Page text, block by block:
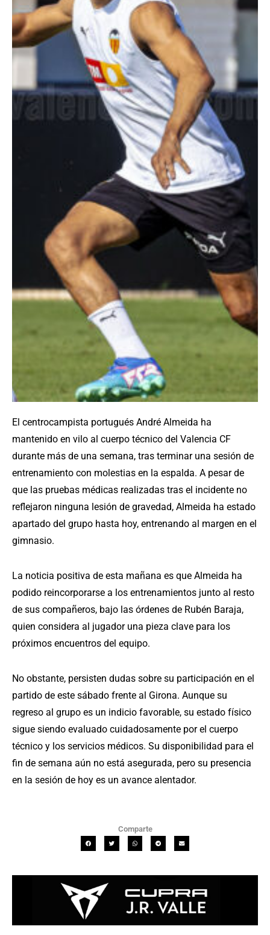
El centrocampista portugués André Almeida ha
mantenido en vilo al cuerpo técnico del Valencia CF
durante más de una semana, tras terminar una sesión de
entrenamiento con molestias en la espalda. A pesar de
que las pruebas médicas realizadas tras el incidente no
reflejaron ninguna lesión de gravedad, Almeida ha estado
apartado del grupo hasta hoy, entrenando al margen en el
gimnasio.
La noticia positiva de esta mañana es que Almeida ha
podido reincorporarse a los entrenamientos junto al resto
de sus compañeros, bajo las órdenes de Rubén Baraja,
quien considera al jugador una pieza clave para los
próximos encuentros del equipo.
No obstante, persisten dudas sobre su participación en el
partido de este sábado frente al Girona. Aunque su
regreso al grupo es un indicio favorable, su estado físico
sigue siendo evaluado cuidadosamente por el cuerpo
técnico y los servicios médicos. Su disponibilidad para el
fin de semana aún no está asegurada, pero su presencia
en la sesión de hoy es un avance alentador.
Comparte